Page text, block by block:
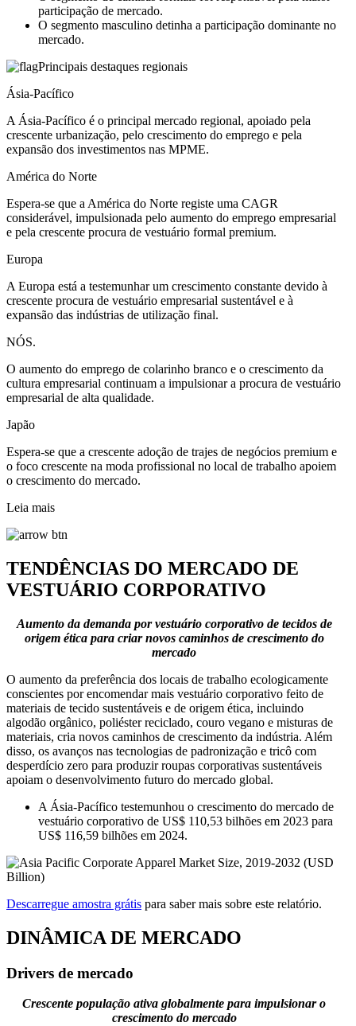
participação de mercado.
O segmento masculino detinha a participação dominante no
mercado.
Principais destaques regionais
Ásia-Pacífico
A Ásia-Pacífico é o principal mercado regional, apoiado pela
crescente urbanização, pelo crescimento do emprego e pela
expansão dos investimentos nas MPME.
América do Norte
Espera-se que a América do Norte registe uma CAGR
considerável, impulsionada pelo aumento do emprego empresarial
e pela crescente procura de vestuário formal premium.
Europa
A Europa está a testemunhar um crescimento constante devido à
crescente procura de vestuário empresarial sustentável e à
expansão das indústrias de utilização final.
NÓS.
O aumento do emprego de colarinho branco e o crescimento da
cultura empresarial continuam a impulsionar a procura de vestuário
empresarial de alta qualidade.
Japão
Espera-se que a crescente adoção de trajes de negócios premium e
o foco crescente na moda profissional no local de trabalho apoiem
o crescimento do mercado.
Leia mais
TENDÊNCIAS DO MERCADO DE
VESTUÁRIO CORPORATIVO
Aumento da demanda por vestuário corporativo de tecidos de
origem ética para criar novos caminhos de crescimento do
mercado
O aumento da preferência dos locais de trabalho ecologicamente
conscientes por encomendar mais vestuário corporativo feito de
materiais de tecido sustentáveis ​​e de origem ética, incluindo
algodão orgânico, poliéster reciclado, couro vegano e misturas de
materiais, cria novos caminhos de crescimento da indústria. Além
disso, os avanços nas tecnologias de padronização e tricô com
desperdício zero para produzir roupas corporativas sustentáveis ​​
apoiam o desenvolvimento futuro do mercado global.
A Ásia-Pacífico testemunhou o crescimento do mercado de
vestuário corporativo de US$ 110,53 bilhões em 2023 para
US$ 116,59 bilhões em 2024.
Descarregue amostra grátis para saber mais sobre este relatório.
DINÂMICA DE MERCADO
Drivers de mercado
Crescente população ativa globalmente para impulsionar o
crescimento do mercado